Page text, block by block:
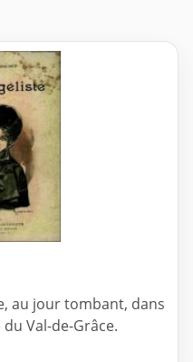
au jour tombant, dans
Val-de-Grâce.